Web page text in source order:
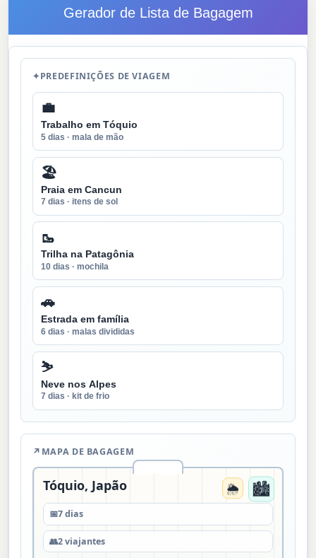
Gerador de Lista de Bagagem
✦PREDEFINIÇÕES DE VIAGEM
💼
Trabalho em Tóquio
5 dias · mala de mão
🏖️
Praia em Cancun
7 dias · itens de sol
🥾
Trilha na Patagônia
10 dias · mochila
🚗
Estrada em família
6 dias · malas divididas
⛷️
Neve nos Alpes
7 dias · kit de frio
↗ MAPA DE BAGAGEM
🏙️
🌦️
Tóquio, Japão
📅7 dias
👥2 viajantes